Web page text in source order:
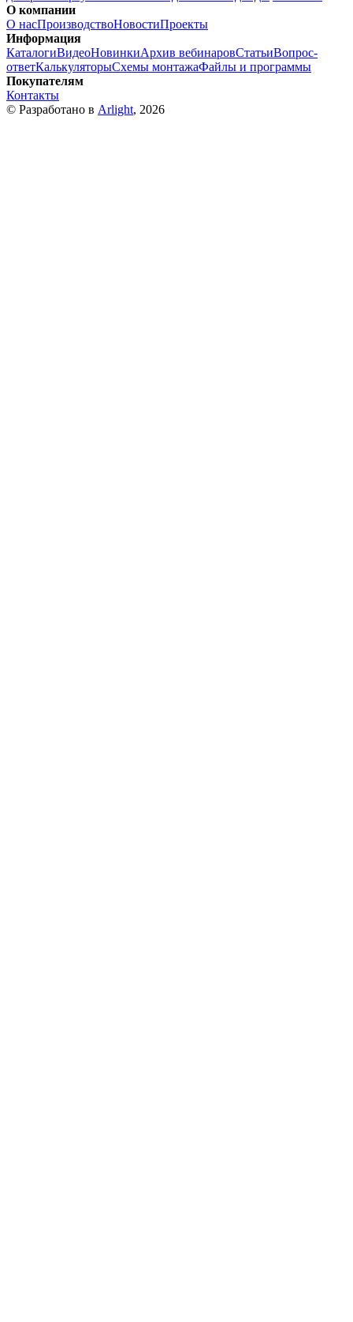
О компании
О насПроизводствоНовостиПроекты
Информация
КаталогиВидеоНовинкиАрхив вебинаровСтатьиВопрос-
ответКалькуляторыСхемы монтажаФайлы и программы
Покупателям
Контакты
© Разработано в Arlight, 2026